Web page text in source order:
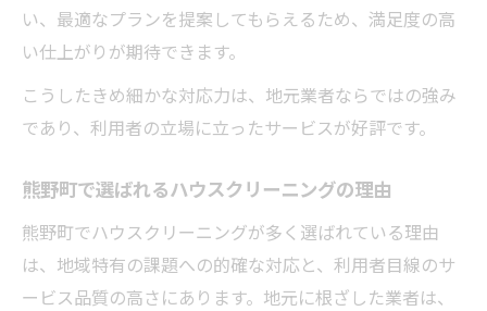
い、最適なプランを提案してもらえるため、満足度の高
い仕上がりが期待できます。
こうしたきめ細かな対応力は、地元業者ならではの強み
であり、利用者の立場に立ったサービスが好評です。
熊野町で選ばれるハウスクリーニングの理由
熊野町でハウスクリーニングが多く選ばれている理由
は、地域特有の課題への的確な対応と、利用者目線のサ
ービス品質の高さにあります。地元に根ざした業者は、